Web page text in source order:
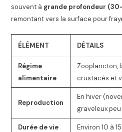
souvent à grande profondeur
remontant vers la surface pour
ÉLÉMENT DÉTAILS
Régime
alimentaire
Zooplancton,
crustacés et
Reproduction
En hiver
graveleux
Durée de vie Environ 10 à